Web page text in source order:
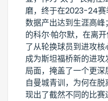
磨，终于在2023-24赛
数据产出达到生涯高
的科尔·帕尔默，在离
了从轮换球员到进攻
成为斯坦福桥新的进
局面，掩盖了一个更
自曼城青训，为何在
现出了截然不同的比赛